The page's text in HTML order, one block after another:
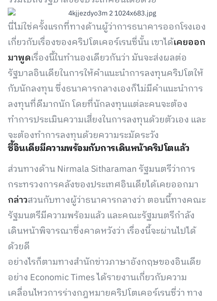
นี่ไม่ใช่ครั้งแรกที่ทางด้านผู้ว่าการธนาคารออกโรงเอง
เกี่ยวกับเรื่องของคริปโตเคอร์เรนซี่นั้น เขาได้เคยออก
มาพูดเรื่องนี้ในทำนองเดียวกันว่า มันจะส่งผลต่อ
รัฐบาลอินเดียในการให้คำแนะนำการลงทุนคริปโตให้
กับนักลงทุน ซึ่งธนาคารกลางเองก็ไม่มีคำแนะนำการ
ลงทุนที่ดีมากนัก โดยที่นักลงทุนแต่ละคนจะต้อง
ทำการประเมินความเสี่ยงในการลงทุนด้วยตัวเอง และ
จะต้องทำการลงทุนด้วยความระมัดระวัง
ชี้อินเดียมีความพร้อมกับการเดินหน้าคริปโตแล้ว
ส่วนทางด้าน Nirmala Sitharaman รัฐมนตรีว่าการ
กระทรวงการคลังของประเทศอินเดียได้เคยออกมา
กล่าวสวนกับทางผู้ว่าธนาคารกลางว่า ตอนนี้ทางคณะ
รัฐมนตรีมีความพร้อมแล้ว และคณะรัฐมนตรีกำลัง
เดินหน้าพิจารณาซึ่งคาดหวังว่า เรื่องนี้จะผ่านไปได้
ด้วยดี
อย่างไรก็ตามทางสำนักข่าวภาษาอังกฤษของอินเดีย
อย่าง Economic Times ได้รายงานเกี่ยวกับความ
เคลื่อนไหวการร่างกฎหมายคริปโตเคอร์เรนซี่ว่า ทาง